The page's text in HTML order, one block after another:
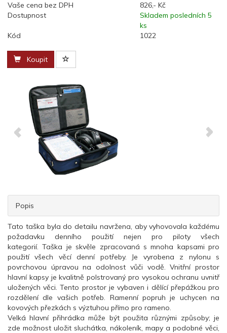
Vaše cena bez DPH
826,- Kč
Dostupnost
Skladem posledních 5
ks
Kód
1022
Koupit
Popis
Tato taška byla do detailu navržena, aby vyhovovala každému
požadavku denního použití nejen pro piloty všech
kategorií.Taška je skvěle zpracovaná s mnoha kapsami pro
použití všech věcí denní potřeby. Je vyrobena z nylonu s
povrchovou úpravou na odolnost vůči vodě. Vnitřní prostor
hlavní kapsy je kvalitně polstrovaný pro vysokou ochranu uvnitř
uložených věci. Tento prostor je vybaven i dělící přepážkou pro
rozdělení dle vašich potřeb. Ramenní popruh je uchycen na
kovových přezkách s výztuhou přímo pro rameno.
Velká hlavní přihrádka může být použita různými způsoby; je
zde možnost uložit sluchátka, nákoleník, mapy a podobné věci,